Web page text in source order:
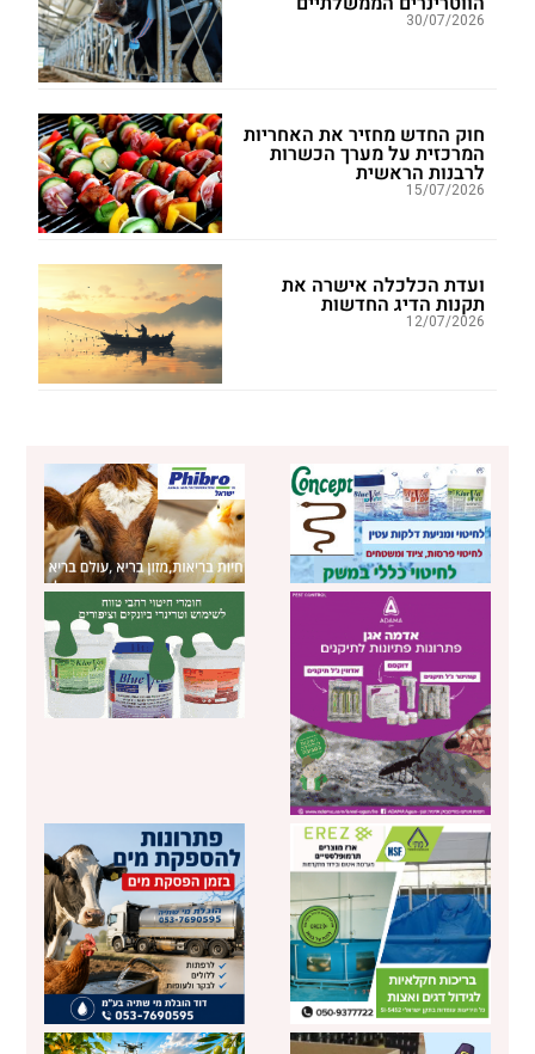
30/07/2026
חוק החדש מחזיר את האחריות
המרכזית על מערך הכשרות
לרבנות הראשית
15/07/2026
ועדת הכלכלה אישרה את
תקנות הדיג החדשות
12/07/2026